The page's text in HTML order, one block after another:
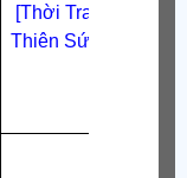
[Thời Trang Bậc A-]
Thiên Sứ (Xanh